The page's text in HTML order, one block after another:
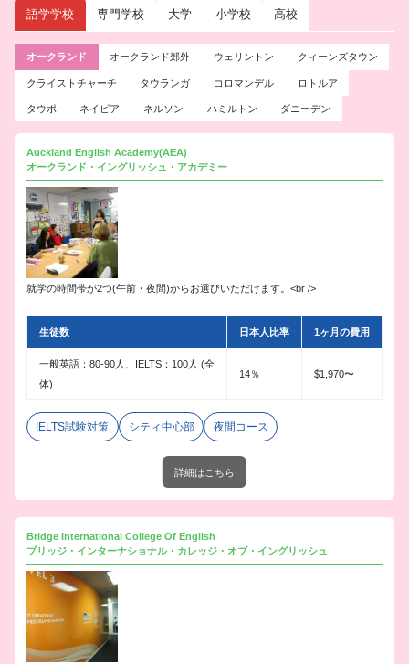
語学学校 専門学校 大学 小学校 高校
オークランド オークランド郊外 ウェリントン クィーンズタウン
クライストチャーチ タウランガ コロマンデル ロトルア
タウポ ネイピア ネルソン ハミルトン ダニーデン
Auckland English Academy(AEA)
オークランド・イングリッシュ・アカデミー
就学の時間帯が2つ(午前・夜間)からお選びいただけます。<br />
生徒数 日本人比率 1ヶ月の費用
一般英語：80-90人、IELTS：100人 (全
体)
14％ $1,970〜
IELTS試験対策 シティ中心部 夜間コース
詳細はこちら
Bridge International College Of English
ブリッジ・インターナショナル・カレッジ・オブ・イングリッシュ